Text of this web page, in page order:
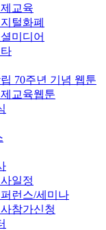
교육
털화폐
미디어
70주년 기념 웹툰
교육웹툰
일정
런스/세미나
참가신청